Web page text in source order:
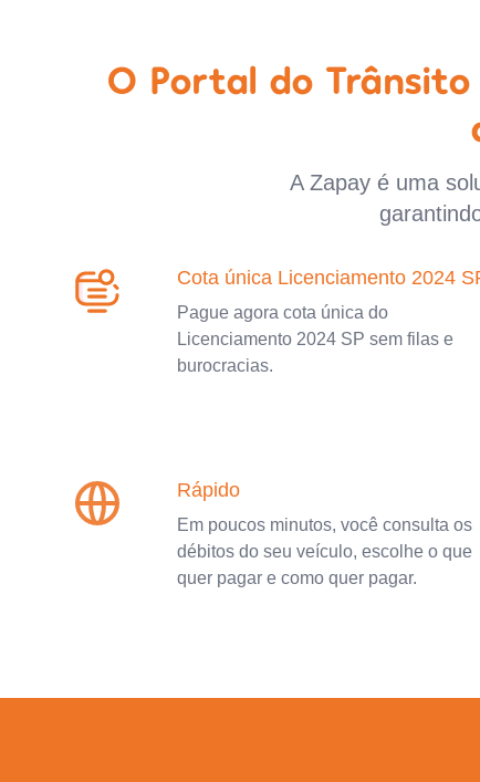
O Portal do
A Zapay é uma
Cota única Licenciamento 2024
Pague agora cota única do
Licenciamento 2024 SP sem filas e
burocracias.
Rápido
Em poucos minutos, você consulta os
débitos do seu veículo, escolhe o que
quer pagar e como quer pagar.